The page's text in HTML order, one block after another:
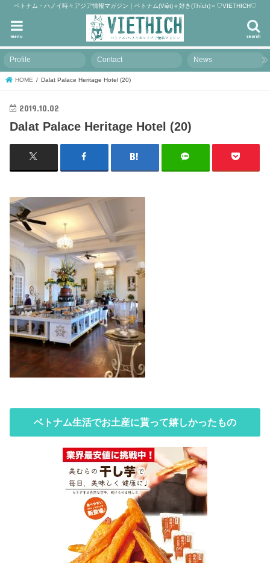
ベトナム・ハノイ時々アジア情報マガジン｜ベトナム(Việt)＋好き(Thích)＝♡VIETHICH♡
search
menu
Profile Contact News
HOME Dalat Palace Heritage Hotel (20)
2019.10.02
Dalat Palace Heritage Hotel (20)
ベトナム生活でお土産に貰って嬉しかったもの